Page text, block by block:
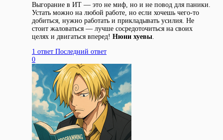
Выгорание в ИТ — это не миф, но и не повод для паники.
Устать можно на любой работе, но если хочешь чего-то
добиться, нужно работать и прикладывать усилия. Не
стоит жаловаться — лучше сосредоточиться на своих
целях и двигаться вперед! Нюни хуевы
1 ответ Последний ответ
0